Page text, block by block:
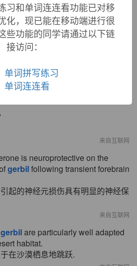
gerbille, from Modern Latin
fromgerbo, from Arabicyarbu.
(1660s), was directly from
来自互联网
is neuroprotective on the
gerbilfollowing transient forebrain
起的神经元损伤具有明显的神经保
来自互联网
gerbilare particularly well adapted
habitat.
在沙漠栖息地跳跃.
习和单词连连看功能已对移
化，现已能在移动端进行很
些功能的同学请通过以下链
接访问：
单词拼写练习
单词连连看